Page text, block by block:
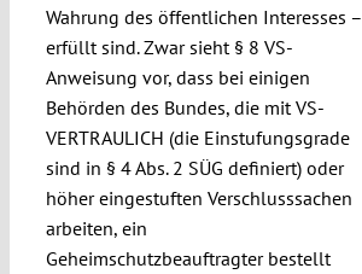
Wahrung des öffentlichen Interesses –
erfüllt sind. Zwar sieht § 8 VS-
Anweisung vor, dass bei einigen
Behörden des Bundes, die mit VS-
VERTRAULICH (die Einstufungsgrade
sind in § 4 Abs. 2 SÜG definiert) oder
höher eingestuften Verschlusssachen
arbeiten, ein
Geheimschutzbeauftragter bestellt